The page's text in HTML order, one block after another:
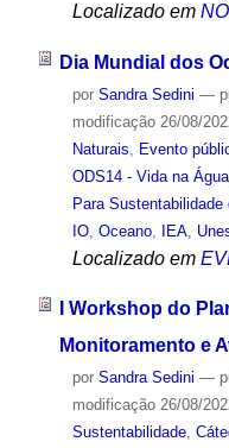
Localizado em
Dia Mundial dos
por Sandra Sedini —
modificação26/08/
Naturais
Evento
ODS14 - Vida na Água,
Para Sustentabilidade
IO, Oceano, IEA,
Localizado em
I Workshop do
Monitoramento e
por Sandra Sedini —
modificação26/08/
Sustentabilidade,